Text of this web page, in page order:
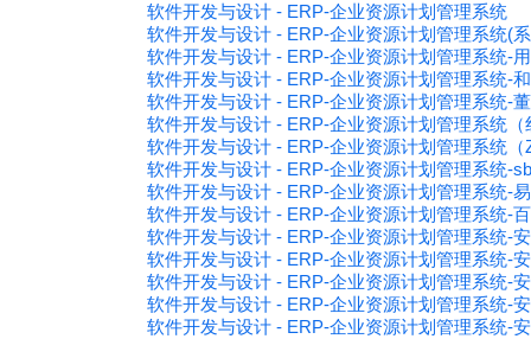
软件开发与设计 - ERP-企业资源计划管理系统
软件开发与设计 - ERP-企业资源计划管理系统(
软件开发与设计 - ERP-企业资源计划管理系统-
软件开发与设计 - ERP-企业资源计划管理系统-
软件开发与设计 - ERP-企业资源计划管理系统-
软件开发与设计 - ERP-企业资源计划管理系统
软件开发与设计 - ERP-企业资源计划管理系统
软件开发与设计 - ERP-企业资源计划管理系统-
软件开发与设计 - ERP-企业资源计划管理系统-
软件开发与设计 - ERP-企业资源计划管理系统-
软件开发与设计 - ERP-企业资源计划管理系统-
软件开发与设计 - ERP-企业资源计划管理系统-
软件开发与设计 - ERP-企业资源计划管理系统-
软件开发与设计 - ERP-企业资源计划管理系统-
软件开发与设计 - ERP-企业资源计划管理系统-